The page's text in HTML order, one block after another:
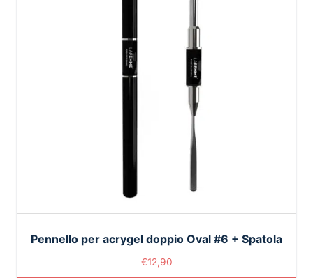
Pennello per acrygel doppio Oval #6 + Spatola
€12,90